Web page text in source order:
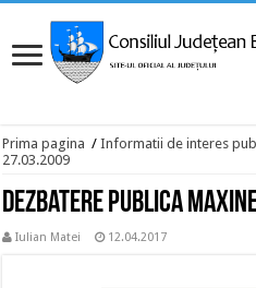
Prima pagina / Informatii de interes
27.03.2009
Dezbatere publica
Iulian Matei 12.04.2017